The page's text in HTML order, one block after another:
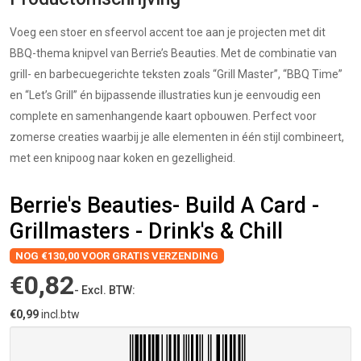
Voeg een stoer en sfeervol accent toe aan je projecten met dit
BBQ-thema knipvel van Berrie’s Beauties. Met de combinatie van
grill- en barbecuegerichte teksten zoals “Grill Master”, “BBQ Time”
en “Let’s Grill” én bijpassende illustraties kun je eenvoudig een
complete en samenhangende kaart opbouwen. Perfect voor
zomerse creaties waarbij je alle elementen in één stijl combineert,
met een knipoog naar koken en gezelligheid.
Berrie's Beauties- Build A Card -
Grillmasters - Drink's & Chill
NOG €130,00 VOOR GRATIS VERZENDING
€0,82- Excl. BTW:
€0,99incl.btw